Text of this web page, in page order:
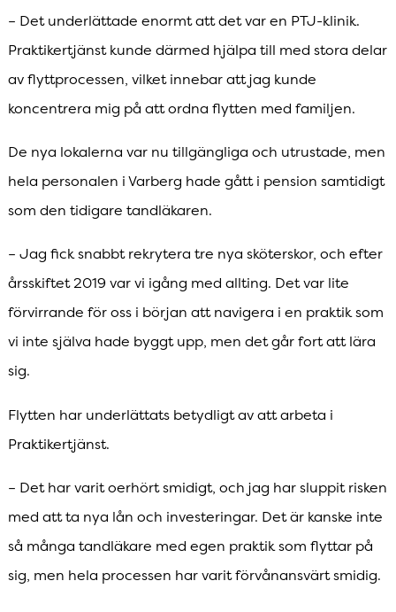
– Det underlättade enormt att det var en PTJ-klinik.
Praktikertjänst kunde därmed hjälpa till med stora delar
av flyttprocessen, vilket innebar att jag kunde
koncentrera mig på att ordna flytten med familjen.
De nya lokalerna var nu tillgängliga och utrustade, men
hela personalen i Varberg hade gått i pension samtidigt
som den tidigare tandläkaren.
– Jag fick snabbt rekrytera tre nya sköterskor, och efter
årsskiftet 2019 var vi igång med allting. Det var lite
förvirrande för oss i början att navigera i en praktik som
vi inte själva hade byggt upp, men det går fort att lära
sig.
Flytten har underlättats betydligt av att arbeta i
Praktikertjänst.
– Det har varit oerhört smidigt, och jag har sluppit risken
med att ta nya lån och investeringar. Det är kanske inte
så många tandläkare med egen praktik som flyttar på
sig, men hela processen har varit förvånansvärt smidig.